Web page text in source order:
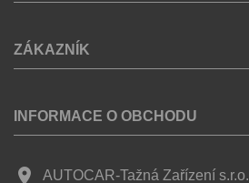
ZÁKAZNÍK
INFORMACE O OBCHODU
place AUTOCAR-Tažná Zařízení s.r.o.